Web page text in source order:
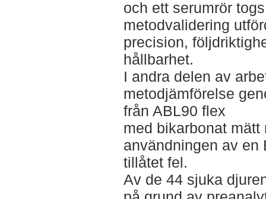
och ett serumrör
metodvalidering
precision,
hållbarhet.
I andra delen av
metodjämförelse
från ABL90 flex
med bikarbonat
användningen av en
tillåtet fel.
Av de 44 sjuka